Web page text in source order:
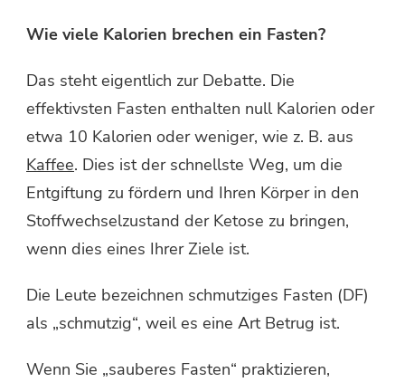
Wie viele Kalorien brechen ein Fasten?
Das steht eigentlich zur Debatte. Die
effektivsten Fasten enthalten null Kalorien oder
etwa 10 Kalorien oder weniger, wie z. B. aus
Kaffee. Dies ist der schnellste Weg, um die
Entgiftung zu fördern und Ihren Körper in den
Stoffwechselzustand der Ketose zu bringen,
wenn dies eines Ihrer Ziele ist.
Die Leute bezeichnen schmutziges Fasten (DF)
als „schmutzig“, weil es eine Art Betrug ist.
Wenn Sie „sauberes Fasten“ praktizieren,